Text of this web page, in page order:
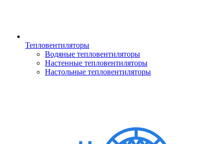
Тепловентиляторы
Водяные тепловентиляторы
Настенные тепловентиляторы
Настольные тепловентиляторы